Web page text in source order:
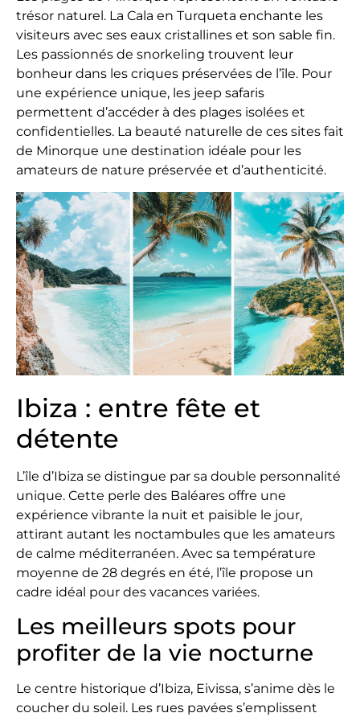
trésor naturel. La Cala en Turqueta enchante les
visiteurs avec ses eaux cristallines et son sable fin.
Les passionnés de snorkeling trouvent leur
bonheur dans les criques préservées de l’île. Pour
une expérience unique, les jeep safaris
permettent d’accéder à des plages isolées et
confidentielles. La beauté naturelle de ces sites fait
de Minorque une destination idéale pour les
amateurs de nature préservée et d’authenticité.
Ibiza : entre fête et
détente
L’île d’Ibiza se distingue par sa double personnalité
unique. Cette perle des Baléares offre une
expérience vibrante la nuit et paisible le jour,
attirant autant les noctambules que les amateurs
de calme méditerranéen. Avec sa température
moyenne de 28 degrés en été, l’île propose un
cadre idéal pour des vacances variées.
Les meilleurs spots pour
profiter de la vie nocturne
Le centre historique d’Ibiza, Eivissa, s’anime dès le
coucher du soleil. Les rues pavées s’emplissent